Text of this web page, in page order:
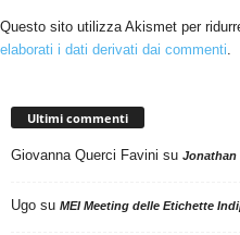
Questo sito utilizza Akismet per
elaborati i dati derivati dai commenti.
Ultimi commenti
Giovanna Querci Favini su Jonathan
Ugo su MEI Meeting delle Etichette